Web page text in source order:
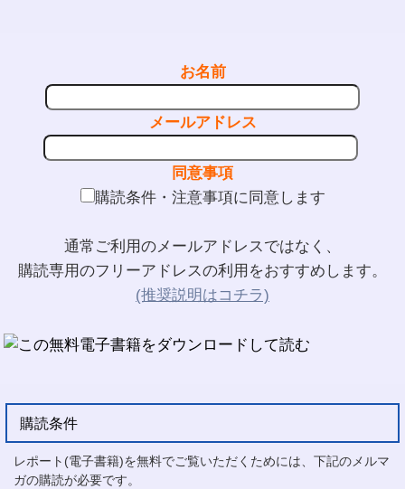
お名前
メールアドレス
同意事項
購読条件・注意事項に同意します
通常ご利用のメールアドレスではなく、
購読専用のフリーアドレスの利用をおすすめします。
(推奨説明はコチラ)
購読条件
レポート(電子書籍)を無料でご覧いただくためには、下記のメルマ
ガの購読が必要です。